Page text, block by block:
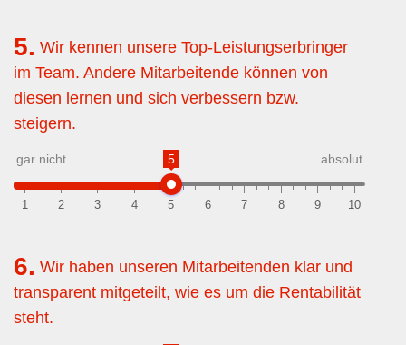
5. Wir kennen unsere Top-Leistungserbringer
im Team. Andere Mitarbeitende können von
diesen lernen und sich verbessern bzw.
steigern.
5
1 2 3 4 5 6 7 8 9 10
gar nicht absolut
6. Wir haben unseren Mitarbeitenden klar und
transparent mitgeteilt, wie es um die Rentabilität
steht.